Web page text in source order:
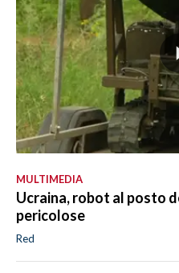
MULTIMEDIA
Ucraina, robot al posto
pericolose
Red